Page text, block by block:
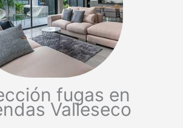
fugas en
Valleseco